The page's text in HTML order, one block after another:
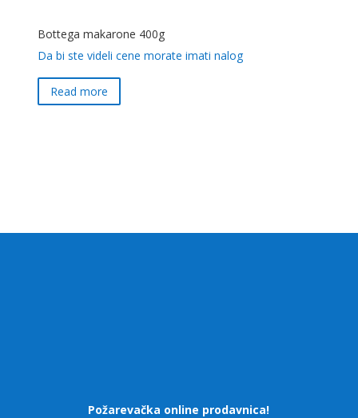
Bottega makarone 400g
Da bi ste videli cene morate imati nalog
Read more
Požarevačka online prodavnica!